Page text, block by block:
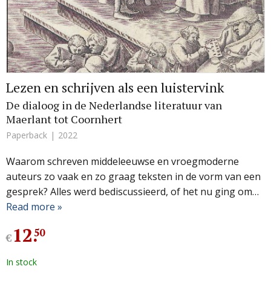
Lezen en schrijven als een luistervink
De dialoog in de Nederlandse literatuur van
Maerlant tot Coornhert
Paperback 2022
Waarom schreven middeleeuwse en vroegmoderne
auteurs zo vaak en zo graag teksten in de vorm van een
gesprek? Alles werd bediscussieerd, of het nu ging om…
Read more »
€12.
50
In stock